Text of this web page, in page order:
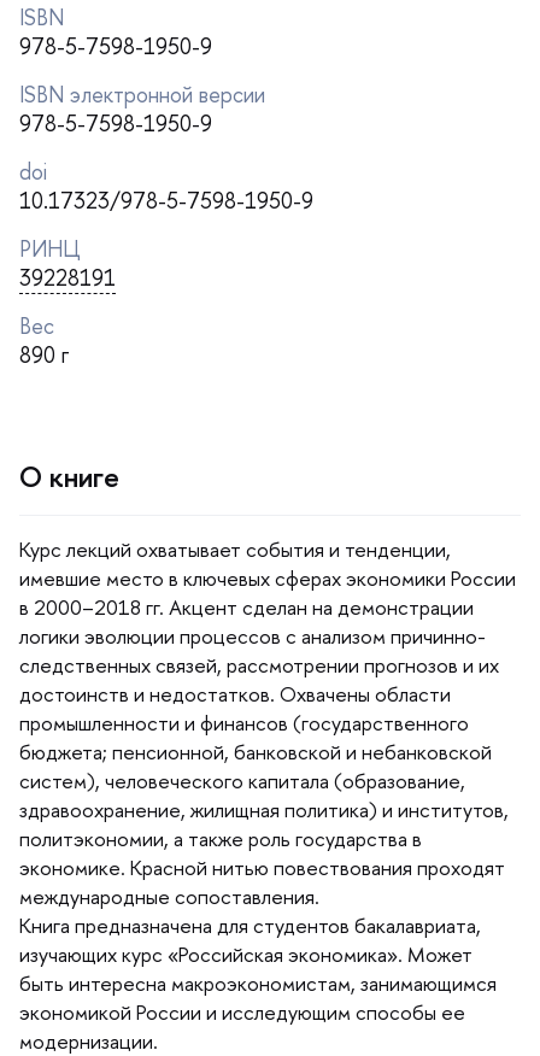
ISBN
978-5-7598-1950-9
ISBN электронной версии
978-5-7598-1950-9
doi
10.17323/978-5-7598-1950-9
РИНЦ
39228191
ес
890
О книге
Курс лекций охватывает события и тенденции,
имевшие место в ключевых сферах экономики России
2000–2018 гг. Акцент сделан на демонстрации
логики эволюции процессов с анализом причинно-
следственных связей, рассмотрении прогнозов и их
достоинств и недостатков. Охвачены области
промышленности и финансов (государственного
юджета; пенсионной, банковской и небанковской
систем), человеческого капитала (образование,
здравоохранение, жилищная политика) и институтов,
политэкономии, а также роль государства
экономике. Красной нитью повествования проходят
международные сопоставления.
Книга предназначена для студентов бакалавриата,
изучающих курс «Российская экономика». Может
ыть интересна макроэкономистам, занимающимся
экономикой России и исследующим способы ее
модернизации.